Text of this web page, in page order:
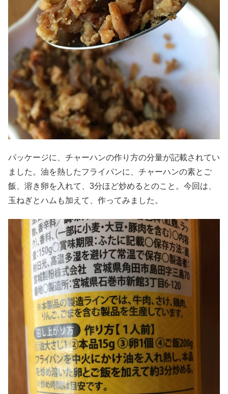
パッケージに、チャーハンの作り方の分量が記載されてい
ました。油を熱したフライパンに、チャーハンの素とご
飯、溶き卵を入れて、3分ほど炒めるとのこと。今回は、
玉ねぎとハムも加えて、作ってみました。